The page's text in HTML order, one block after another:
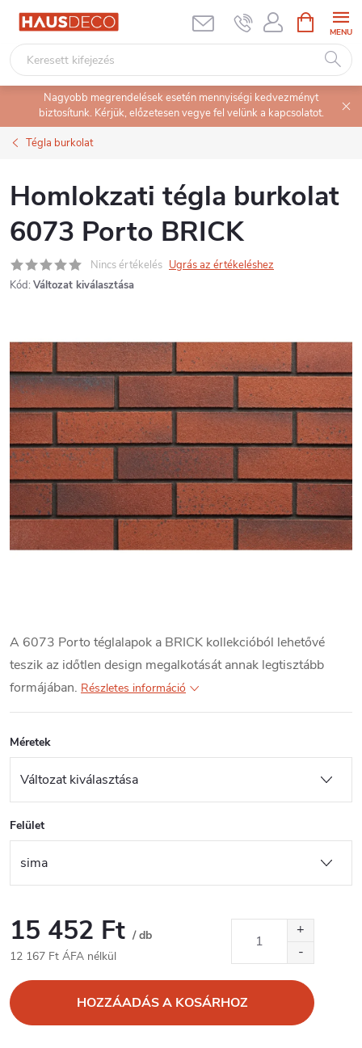
Ugrás
tartalomhoz
KOSÁR
Nagyobb megrendelések esetén mennyiségi kedvezményt
biztosítunk. Kérjük, előzetesen vegye fel velünk a kapcsolatot.
Tégla burkolat
Homlokzati tégla burkolat
6073 Porto BRICK
Nincs értékelés Ugrás az értékeléshez
Kód: Változat kiválasztása
A 6073 Porto téglalapok a BRICK kollekcióból lehetővé
teszik az időtlen design megalkotását annak legtisztább
formájában. Részletes információ
Méretek
Felület
15 452 Ft / db
12 167 Ft ÁFA nélkül
HOZZÁADÁS A KOSÁRHOZ